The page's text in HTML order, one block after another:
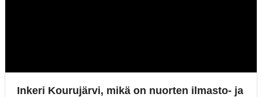
Inkeri Kourujärvi, mikä on nuorten ilmasto- ja